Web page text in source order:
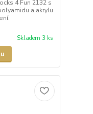
4 Fun 2132 s
a akrylu
Skladem 3 ks